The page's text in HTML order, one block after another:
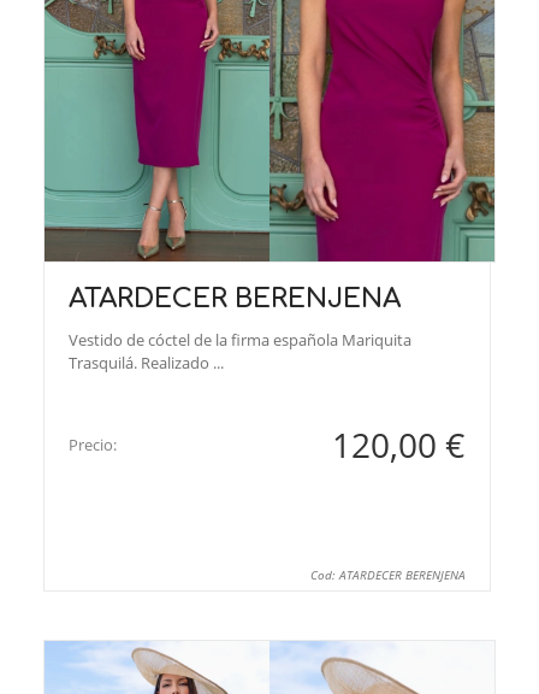
ATARDECER BERENJENA
Vestido de cóctel de la firma española Mariquita
Trasquilá. Realizado ...
Precio: 120,00 €
Cod: ATARDECER BERENJENA